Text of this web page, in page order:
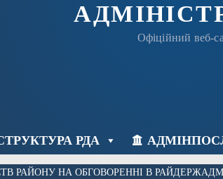
Офіційний веб-
РДА
РАЙОНУ НА ОБГОВОРЕННІ В